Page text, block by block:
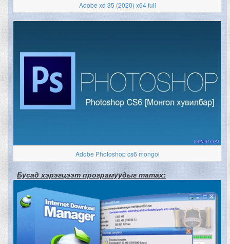
Adobe xd 35 (2020) x64 full
Adobe Photoshop cs6 mongol
Бусад хэрэгцээт програмуудыг татах: